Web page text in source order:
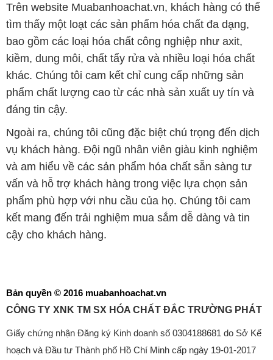
Trên website Muabanhoachat.vn, khách hàng có thể
tìm thấy một loạt các sản phẩm hóa chất đa dạng,
bao gồm các loại hóa chất công nghiệp như axit,
kiềm, dung môi, chất tẩy rửa và nhiều loại hóa chất
khác. Chúng tôi cam kết chỉ cung cấp những sản
phẩm chất lượng cao từ các nhà sản xuất uy tín và
đáng tin cậy.
Ngoài ra, chúng tôi cũng đặc biệt chú trọng đến dịch
vụ khách hàng. Đội ngũ nhân viên giàu kinh nghiệm
và am hiểu về các sản phẩm hóa chất sẵn sàng tư
vấn và hỗ trợ khách hàng trong việc lựa chọn sản
phẩm phù hợp với nhu cầu của họ. Chúng tôi cam
kết mang đến trải nghiệm mua sắm dễ dàng và tin
cậy cho khách hàng.
Bản quyền © 2016 muabanhoachat.vn
CÔNG TY XNK TM SX HÓA CHẤT ĐẮC TRƯỜNG PHÁT
Giấy chứng nhận Đăng ký Kinh doanh số 0304188681 do Sở Kế
hoạch và Đầu tư Thành phố Hồ Chí Minh cấp ngày 19-01-2017